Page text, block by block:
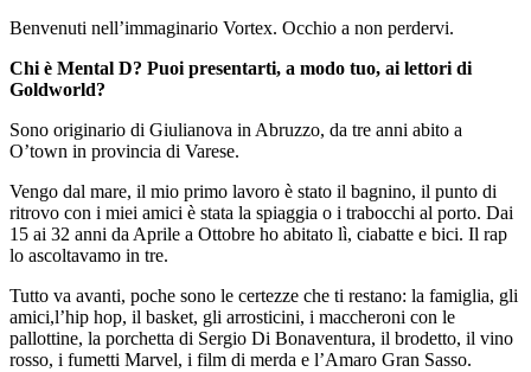
Benvenuti nell’immaginario Vortex. Occhio a non perdervi.
Chi è Mental D? Puoi presentarti, a modo tuo, ai lettori di
Goldworld?
Sono originario di Giulianova in Abruzzo, da tre anni abito a
O’town in provincia di Varese.
Vengo dal mare, il mio primo lavoro è stato il bagnino, il punto di
ritrovo con i miei amici è stata la spiaggia o i trabocchi al porto. Dai
15 ai 32 anni da Aprile a Ottobre ho abitato lì, ciabatte e bici. Il rap
lo ascoltavamo in tre.
Tutto va avanti, poche sono le certezze che ti restano: la famiglia, gli
amici,l’hip hop, il basket, gli arrosticini, i maccheroni con le
pallottine, la porchetta di Sergio Di Bonaventura, il brodetto, il vino
rosso, i fumetti Marvel, i film di merda e l’Amaro Gran Sasso.